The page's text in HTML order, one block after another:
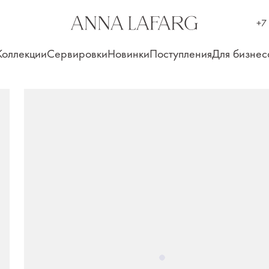
СервировкиНовинкиПоступленияДля